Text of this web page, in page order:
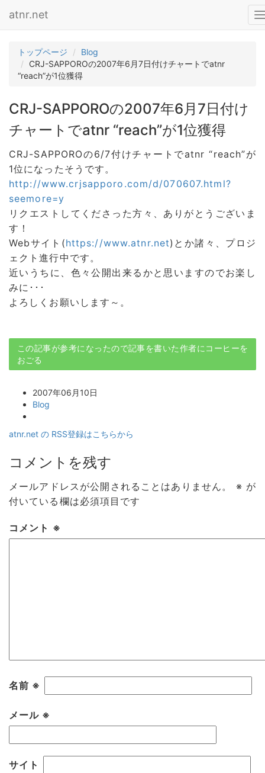
atnr.net
トップページ
Blog
CRJ-SAPPOROの2007年6月7日付けチャートでatnr
“reach”が1位獲得
CRJ-SAPPOROの2007年6月7日付け
チャートでatnr “reach”が1位獲得
CRJ-SAPPOROの6/7付けチャートでatnr “reach”が
1位になったそうです。
http://www.crjsapporo.com/d/070607.html?
seemore=y
リクエストしてくださった方々、ありがとうございま
す！
Webサイト(https://www.atnr.net)とか諸々、プロジ
ェクト進行中です。
近いうちに、色々公開出来るかと思いますのでお楽し
みに･･･
よろしくお願いします～。
この記事が参考になったので記事を書いた作者にコーヒーを
おごる
2007年06月10日
Blog
atnr.net の RSS登録はこちらから
コメントを残す
メールアドレスが公開されることはありません。 ※ が
付いている欄は必須項目です
コメント ※
名前 ※
メール ※
サイト